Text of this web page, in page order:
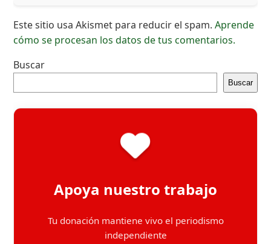
Este sitio usa Akismet para reducir el spam.Aprende
cómo se procesan los datos de tus comentarios.
Buscar
Buscar
Apoya nuestro trabajo
Tu donación mantiene vivo el periodismo
independiente